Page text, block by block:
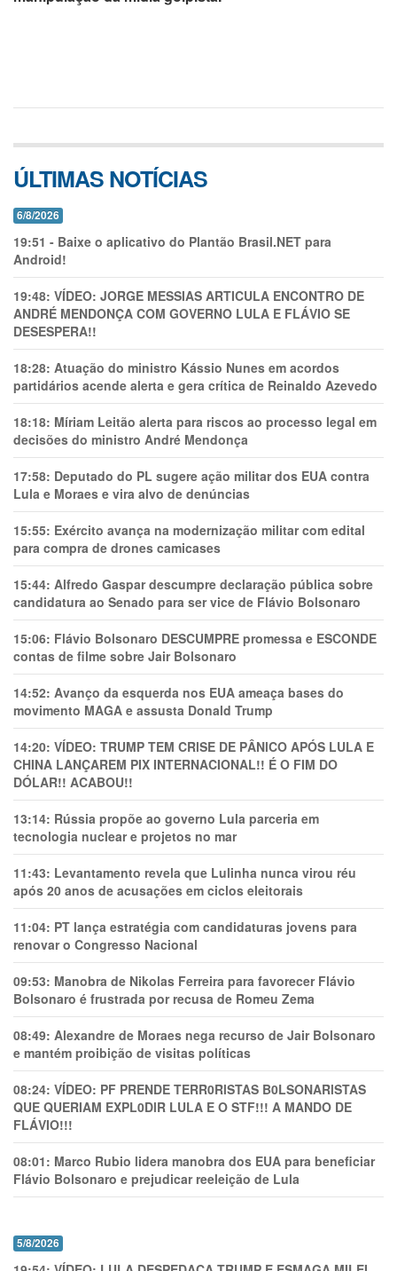
ÚLTIMAS NOTÍCIAS
6/8/2026
19:51 - Baixe o aplicativo do Plantão Brasil.NET para
Android!
19:48: VÍDEO: JORGE MESSIAS ARTICULA ENCONTRO DE
ANDRÉ MENDONÇA COM GOVERNO LULA E FLÁVIO SE
DESESPERA!!
18:28: Atuação do ministro Kássio Nunes em acordos
partidários acende alerta e gera crítica de Reinaldo Azevedo
18:18: Míriam Leitão alerta para riscos ao processo legal em
decisões do ministro André Mendonça
17:58: Deputado do PL sugere ação militar dos EUA contra
Lula e Moraes e vira alvo de denúncias
15:55: Exército avança na modernização militar com edital
para compra de drones camicases
15:44: Alfredo Gaspar descumpre declaração pública sobre
candidatura ao Senado para ser vice de Flávio Bolsonaro
15:06: Flávio Bolsonaro DESCUMPRE promessa e ESCONDE
contas de filme sobre Jair Bolsonaro
14:52: Avanço da esquerda nos EUA ameaça bases do
movimento MAGA e assusta Donald Trump
14:20: VÍDEO: TRUMP TEM CRlSE DE PÂNlCO APÓS LULA E
CHINA LANÇAREM PIX INTERNACIONAL!! É O FIM DO
DÓLAR!! ACABOU!!
13:14: Rússia propõe ao governo Lula parceria em
tecnologia nuclear e projetos no mar
11:43: Levantamento revela que Lulinha nunca virou réu
após 20 anos de acusações em ciclos eleitorais
11:04: PT lança estratégia com candidaturas jovens para
renovar o Congresso Nacional
09:53: Manobra de Nikolas Ferreira para favorecer Flávio
Bolsonaro é frustrada por recusa de Romeu Zema
08:49: Alexandre de Moraes nega recurso de Jair Bolsonaro
e mantém proibição de visitas políticas
08:24: VÍDEO: PF PRENDE TERR0RlSTAS B0LSONARlSTAS
QUE QUERIAM EXPL0DlR LULA E O STF!!! A MANDO DE
FLÁVIO!!!
08:01: Marco Rubio lidera manobra dos EUA para beneficiar
Flávio Bolsonaro e prejudicar reeleição de Lula
5/8/2026